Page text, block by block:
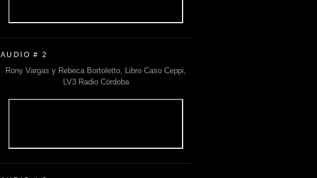
AUDIO # 2
Rony Vargas y Rebeca Bortoletto, Libro Caso Ceppi,
LV3 Radio Córdoba